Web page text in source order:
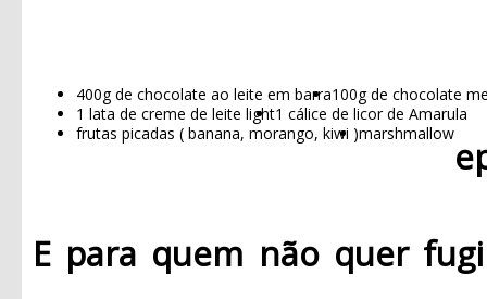
400g de chocolate ao leite em barra100g de chocolate
1 lata de creme de leite light1 cálice de licor de Amarula
frutas picadas ( banana, morango, kiwi )marshmallow
E para quem não quer